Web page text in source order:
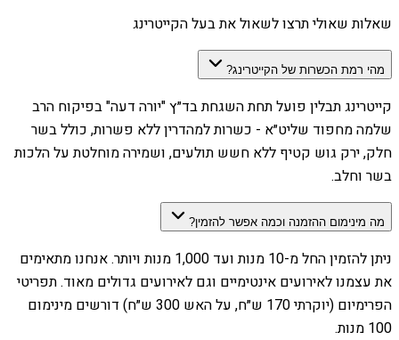
שאלות שאולי תרצו לשאול את בעל הקייטרינג
מהי רמת הכשרות של הקייטרינג?
קייטרינג תבלין פועל תחת השגחת בד״ץ "יורה דעה" בפיקוח הרב
שלמה מחפוד שליט״א - כשרות למהדרין ללא פשרות, כולל בשר
חלק, ירק גוש קטיף ללא חשש תולעים, ושמירה מוחלטת על הלכות
בשר וחלב.
מה מינימום ההזמנה וכמה אפשר להזמין?
ניתן להזמין החל מ-10 מנות ועד 1,000 מנות ויותר. אנחנו מתאימים
את עצמנו לאירועים אינטימיים וגם לאירועים גדולים מאוד. תפריטי
הפרימיום (יוקרתי 170 ש״ח, על האש 300 ש״ח) דורשים מינימום
100 מנות.